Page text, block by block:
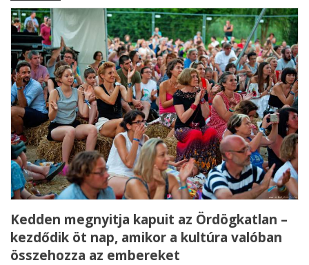
Kedden megnyitja kapuit az Ördögkatlan –
kezdődik öt nap, amikor a kultúra valóban
összehozza az embereket